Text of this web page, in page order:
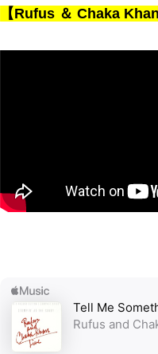
【Rufus ＆ Chaka Khan